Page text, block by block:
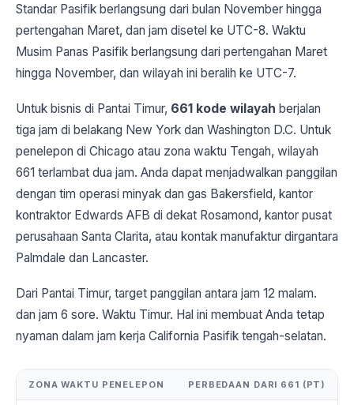
Standar Pasifik berlangsung dari bulan November hingga
pertengahan Maret, dan jam disetel ke UTC-8. Waktu
Musim Panas Pasifik berlangsung dari pertengahan Maret
hingga November, dan wilayah ini beralih ke UTC-7.
Untuk bisnis di Pantai Timur, 661 kode wilayah berjalan
tiga jam di belakang New York dan Washington D.C. Untuk
penelepon di Chicago atau zona waktu Tengah, wilayah
661 terlambat dua jam. Anda dapat menjadwalkan panggilan
dengan tim operasi minyak dan gas Bakersfield, kantor
kontraktor Edwards AFB di dekat Rosamond, kantor pusat
perusahaan Santa Clarita, atau kontak manufaktur dirgantara
Palmdale dan Lancaster.
Dari Pantai Timur, target panggilan antara jam 12 malam.
dan jam 6 sore. Waktu Timur. Hal ini membuat Anda tetap
nyaman dalam jam kerja California Pasifik tengah-selatan.
ZONA WAKTU PENELEPON PERBEDAAN DARI 661 (PT)